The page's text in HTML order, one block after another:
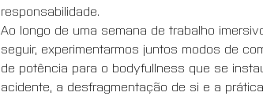
responsabilidade.
Ao longo de uma semana de trabalho
seguir, experimentarmos juntos modos de
de potência para o bodyfullness que se
acidente, a desfragmentação de si e a